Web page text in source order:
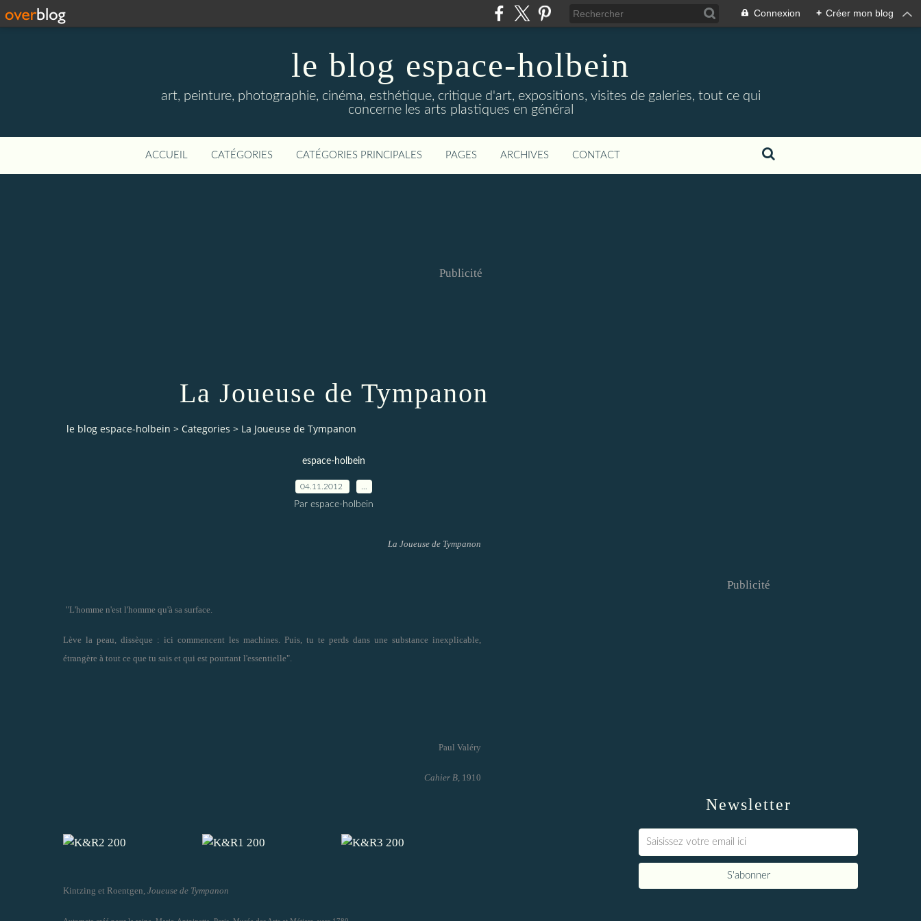
Connexion + Créer mon blog
le blog espace-holbein
art, peinture, photographie, cinéma, esthétique, critique d'art, expositions, visites de galeries, tout ce qui
concerne les arts plastiques en général
ACCUEIL CATÉGORIES CATÉGORIES PRINCIPALES PAGES ARCHIVES CONTACT
Publicité
La Joueuse de Tympanon
le blog espace-holbein > Categories > La Joueuse de Tympanon
espace-holbein
04.11.2012
Par espace-holbein
La Joueuse de Tympanon
"L'homme n'est l'homme qu'à sa surface.
Lève la peau, dissèque : ici commencent les machines. Puis, tu te perds dans une substance inexplicable,
étrangère à tout ce que tu sais et qui est pourtant l'essentielle".
Paul Valéry
Cahier B , 1910
Kintzing et Roentgen, Joueuse de Tympanon
Newsletter
Publicité